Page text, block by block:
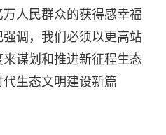
人民群众的获得感幸福
调，我们必须以更高站
谋划和推进新征程生态
生态文明建设新篇